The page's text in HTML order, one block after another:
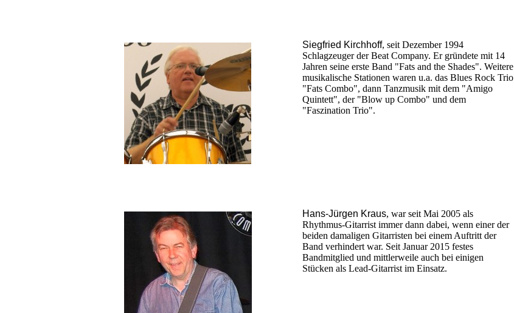
Siegfried Kirchhoff, seit Dezember 1994
Schlagzeuger der Beat Company. Er gründete mit 14
Jahren seine erste Band "Fats and the Shades". Weitere
musikalische Stationen waren u.a. das Blues Rock Trio
"Fats Combo", dann Tanzmusik mit dem "Amigo
Quintett", der "Blow up Combo" und dem
"Faszination Trio".
Hans-Jürgen Kraus, war seit Mai 2005 als
Rhythmus-Gitarrist immer dann dabei, wenn einer der
beiden damaligen Gitarristen bei einem Auftritt der
Band verhindert war. Seit Januar 2015 festes
Bandmitglied und mittlerweile auch bei einigen
Stücken als Lead-Gitarrist im Einsatz.